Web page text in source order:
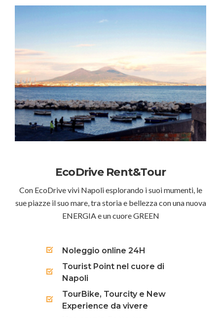
EcoDrive Rent&Tour
Con EcoDrive vivi Napoli esplorando i suoi mumenti, le
sue piazze il suo mare, tra storia e bellezza con una nuova
ENERGIA e un cuore GREEN
Noleggio online 24H
Tourist Point nel cuore di
Napoli
TourBike, Tourcity e New
Experience da vivere